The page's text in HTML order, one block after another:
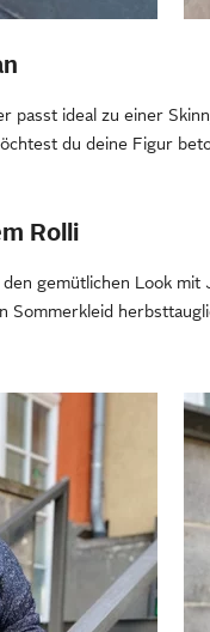
passt ideal zu einer
du deine Figur
Rolli
gemütlichen Look mit
Sommerkleid